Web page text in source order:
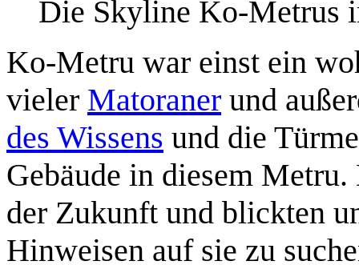
Die Skyline Ko-Metrus
Ko-Metru war einst ein
vieler Matoraner und
des Wissens und die
Gebäude in diesem
der Zukunft und blickten
Hinweisen auf sie zu